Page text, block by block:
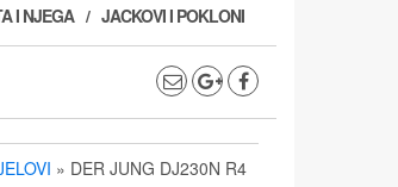
I NJEGA JACKOVI I POKLONI
» DER JUNG DJ230N R4